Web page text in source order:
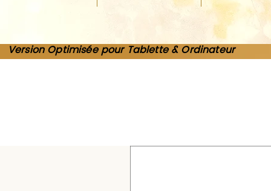
Version Optimisée pour Tablette & Ordinateur